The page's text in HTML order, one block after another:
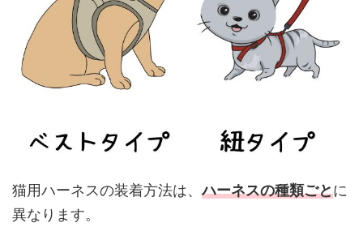
猫用ハーネスの装着方法は、ハーネスの種類ごとに
異なります。